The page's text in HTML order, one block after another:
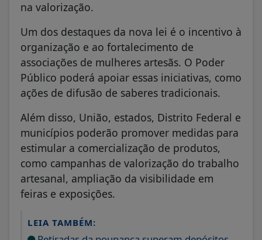
na valorização.
Um dos destaques da nova lei é o incentivo à
organização e ao fortalecimento de
associações de mulheres artesãs. O Poder
Público poderá apoiar essas iniciativas, como
ações de difusão de saberes tradicionais.
Além disso, União, estados, Distrito Federal e
municípios poderão promover medidas para
estimular a comercialização de produtos,
como campanhas de valorização do trabalho
artesanal, ampliação da visibilidade em
feiras e exposições.
LEIA TAMBÉM: